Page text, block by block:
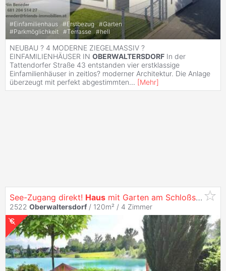
#Einfamilienhaus #Erstbezug #Garten
#Parkmöglichkeit #Terrasse #hell
NEUBAU ? 4 MODERNE ZIEGELMASSIV ?
EINFAMILIENHÄUSER IN OBERWALTERSDORF In der
Tattendorfer Straße 43 entstanden vier erstklassige
Einfamilienhäuser in zeitlos? moderner Architektur. Die Anlage
überzeugt mit perfekt abgestimmten... [Mehr]
See-Zugang direkt! Haus mit Garten am Schloßsee 1
2522 Oberwaltersdorf / 120m² / 4 Zimmer